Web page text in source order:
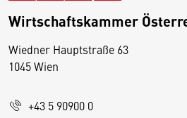
Wirtschaftskammer
Wiedner Hauptstraße 63
1045 Wien
+43 5 90900 0
D
s